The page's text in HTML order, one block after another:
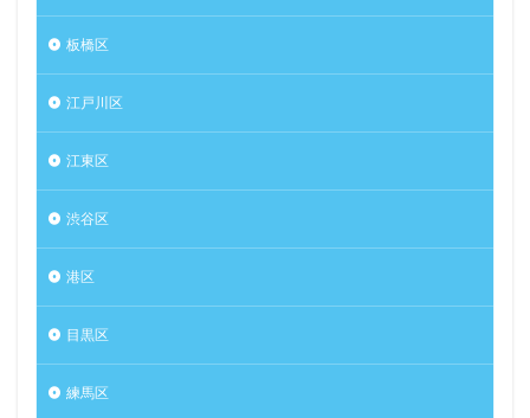
板橋区
江戸川区
江東区
渋谷区
港区
目黒区
練馬区